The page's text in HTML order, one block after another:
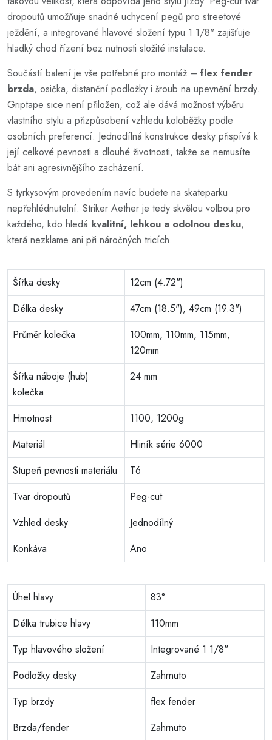
dropoutů umožňuje snadné uchycení pegů pro streetové
ježdění, a integrované hlavové složení typu 1 1/8" zajišťuje
hladký chod řízení bez nutnosti složité instalace.
Součástí balení je vše potřebné pro montáž – flex fender
brzda, osička, distanční podložky i šroub na upevnění brzdy.
Griptape sice není přiložen, což ale dává možnost výběru
vlastního stylu a přizpůsobení vzhledu koloběžky podle
osobních preferencí. Jednodílná konstrukce desky přispívá k
její celkové pevnosti a dlouhé životnosti, takže se nemusíte
bát ani agresivnějšího zacházení.
S tyrkysovým provedením navíc budete na skateparku
nepřehlédnutelní. Striker Aether je tedy skvělou volbou pro
každého, kdo hledá kvalitní, lehkou a odolnou desku,
která nezklame ani při náročných tricích.
Šířka desky
12cm (4.72")
Délka desky
47cm (18.5"), 49cm (19.3")
Průměr kolečka
100mm, 110mm, 115mm,
120mm
Šířka náboje (hub)
kolečka
24 mm
Hmotnost
1100, 1200g
Materiál
Hliník série 6000
Stupeň pevnosti materiálu
T6
Tvar dropoutů
Peg-cut
Vzhled desky
Jednodílný
Konkáva
Ano
Úhel hlavy
83°
Délka trubice hlavy
110mm
Typ hlavového složení
Integrované 1 1/8"
Podložky desky
Zahrnuto
Typ brzdy
flex fender
Brzda/fender
Zahrnuto